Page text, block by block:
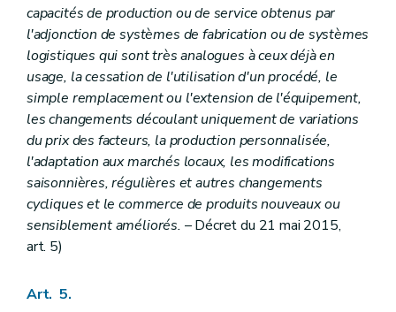
Section première (De l'agrément des centres de recherche
Art. 74
Art. 75
Art. 76
Art. 77
Section 2 Des subventions portant sur les activités de recherche industrielle et sur les activités de développement expérimental
Art. 78
Art. 79
Art. 80
Art. 81
Art.81/1
Section 3 ((...)– Décret du 21 mai 2015, art. 74)
Art. 82
Art. 83
Section 4
capacités de production ou de service obtenus par
l'adjonction de systèmes de fabrication ou de systèmes
logistiques qui sont très analogues à ceux déjà en
usage, la cessation de l'utilisation d'un procédé, le
simple remplacement ou l'extension de l'équipement,
les changements découlant uniquement de variations
du prix des facteurs, la production personnalisée,
l'adaptation aux marchés locaux, les modifications
saisonnières, régulières et autres changements
cycliques et le commerce de produits nouveaux ou
sensiblement améliorés. – Décret du 21 mai 2015,
art. 5)
Art. 5.